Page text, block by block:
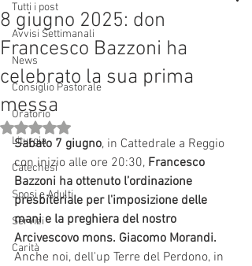
Tutti i post
Avvisi Settimanali
News
Consiglio Pastorale
Oratorio
Liturgia
Catechesi
Sposi e Adulti
Servizi
Carità
8 giugno 2025: don
Francesco Bazzoni ha
celebrato la sua prima
messa
Valutazione NaN stelle su 5.
Sabato 7 giugno, in Cattedrale a Reggio
con inizio alle ore 20:30, Francesco
Bazzoni ha ottenuto l’ordinazione
presbiteriale per l'imposizione delle
mani e la preghiera del nostro
Arcivescovo mons. Giacomo Morandi.
Anche noi, dell'up Terre del Perdono, in